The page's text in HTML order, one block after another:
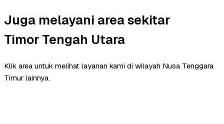
Juga melayani area sekitar
Timor Tengah Utara
Klik area untuk melihat layanan kami di wilayah Nusa Tenggara
Timur lainnya.